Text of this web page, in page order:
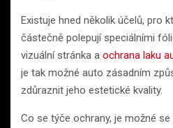
Existuje hned několik účelů, pro
částečně polepují speciálními
vizuální stránka a ochrana laku
je tak možné auto zásadním
zdůraznit jeho estetické kvality.
Co se týče ochrany, je možné